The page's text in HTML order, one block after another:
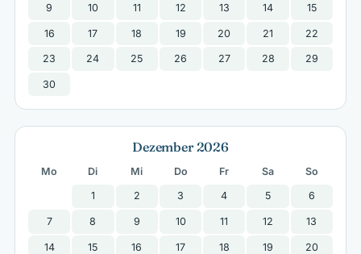
9 10 11 12 13 14 15
16 17 18 19 20 21 22
23 24 25 26 27 28 29
30
Dezember 2026
Mo Di Mi Do Fr Sa
So
1
2 3 4 5 6
7 8 9 10 11 12 13
14 15 16 17 18 19 20